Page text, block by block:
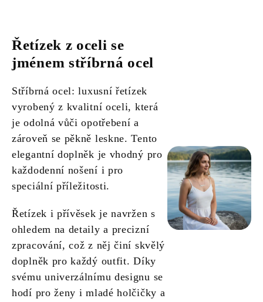
Řetízek z oceli se
jménem stříbrná ocel
Stříbrná ocel: luxusní řetízek
vyrobený z kvalitní oceli, která
je odolná vůči opotřebení a
zároveň se pěkně leskne. Tento
elegantní doplněk je vhodný pro
každodenní nošení i pro
speciální příležitosti.
Řetízek i přívěsek je navržen s
ohledem na detaily a precizní
zpracování, což z něj činí skvělý
doplněk pro každý outfit. Díky
svému univerzálnímu designu se
hodí pro ženy i mladé holčičky a